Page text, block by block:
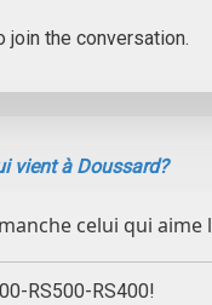
join the conversation.
vient à Doussard?
celui qui
RS500-RS400!